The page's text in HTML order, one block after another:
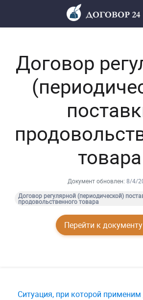
Договор
товара
Документ обновлен: 8/4/
Договор регулярной (периодической)
продовольственного товара
Перейти к документу
Ситуация, при которой